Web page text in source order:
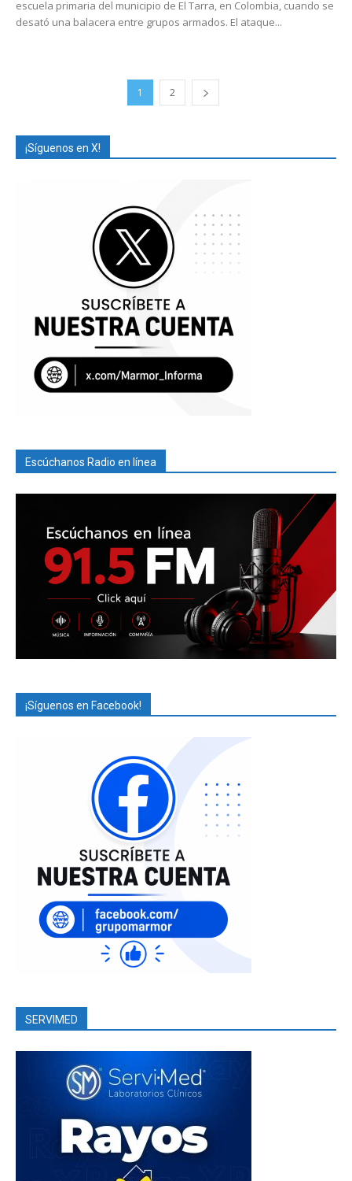
escuela primaria del municipio de El Tarra, en Colombia, cuando se
desató una balacera entre grupos armados. El ataque...
1 2
¡Síguenos en X!
Escúchanos Radio en línea
¡Síguenos en Facebook!
SERVIMED